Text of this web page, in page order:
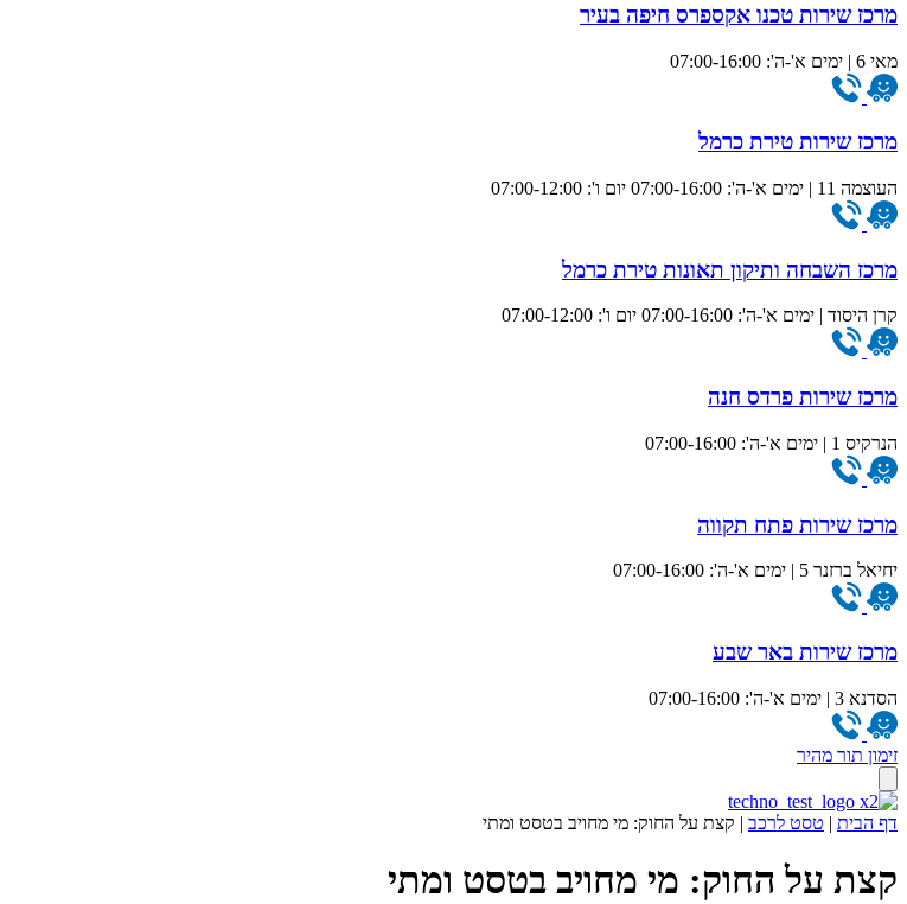
מרכז שירות טכנו אקספרס חיפה בעיר
מאי 6 | ימים א'-ה': 07:00-16:00
מרכז שירות טירת כרמל
העוצמה 11 | ימים א'-ה': 07:00-16:00 יום ו': 07:00-12:00
מרכז השבחה ותיקון תאונות טירת כרמל
קרן היסוד | ימים א'-ה': 07:00-16:00 יום ו': 07:00-12:00
מרכז שירות פרדס חנה
הנרקיס 1 | ימים א'-ה': 07:00-16:00
מרכז שירות פתח תקווה
יחיאל ברזנר 5 | ימים א'-ה': 07:00-16:00
מרכז שירות באר שבע
הסדנא 3 | ימים א'-ה': 07:00-16:00
זימון תור מהיר
דף הבית | טסט לרכב | קצת על החוק: מי מחויב בטסט ומתי
קצת על החוק: מי מחויב בטסט ומתי